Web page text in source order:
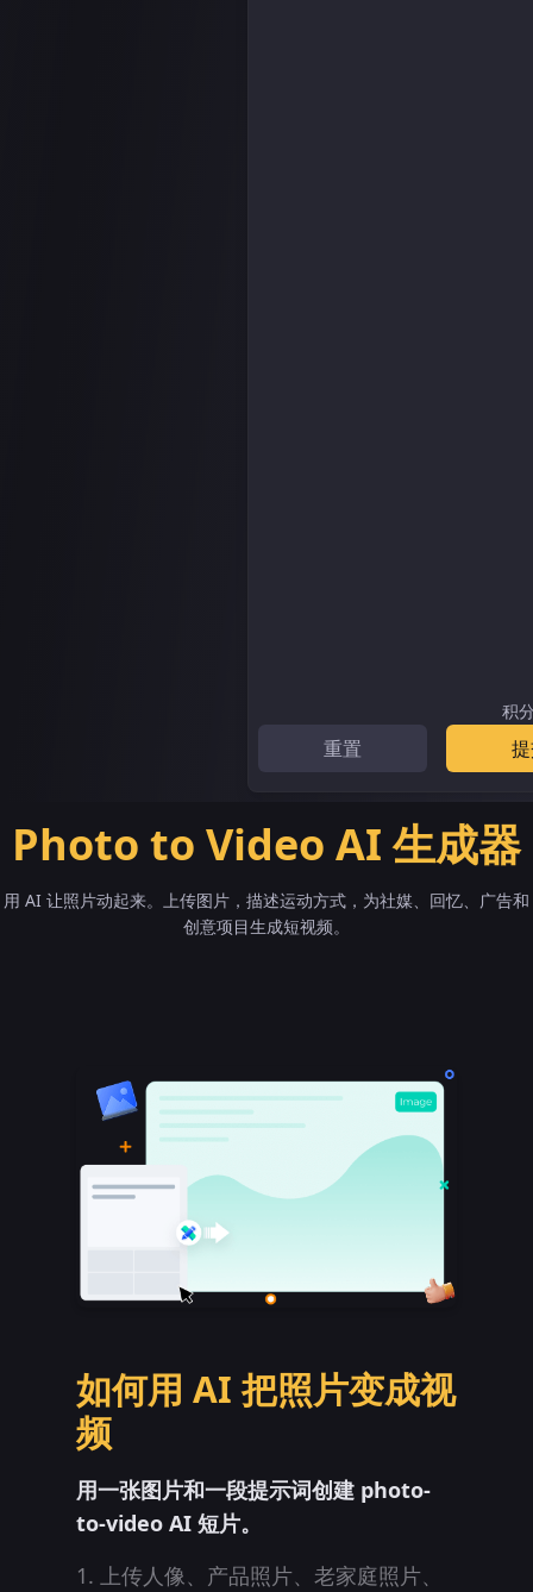
重置
积
Photo to Video AI 生成器
用 AI 让照片动起来。上传图片，描述运动方式，为社媒、回忆、广告和
创意项目生成短视频。
如何用 AI 把照片变成视
频
用一张图片和一段提示词创建 photo-
to-video AI 短片。
上传人像、产品照片、老家庭照片、